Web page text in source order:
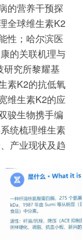
的营养干预探
全球维生素K2
性；哈尔滨医
的关联机理与
研究所黎耀基
素K2的抗低氧
维生素K2的应
骏生物携手编
统梳理维生素
产业现状及趋